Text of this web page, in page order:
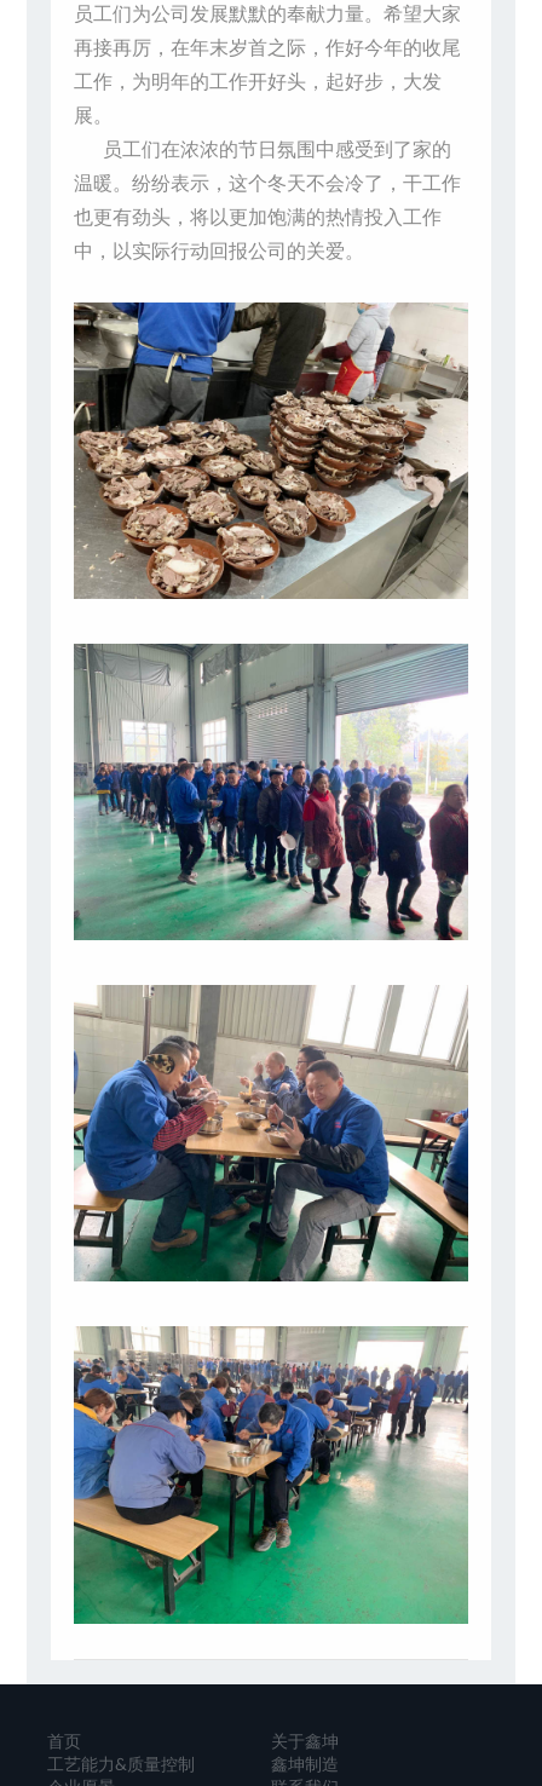
员工们为公司发展默默的奉献力量。希望大家
再接再厉，在年末岁首之际，作好今年的收尾
工作，为明年的工作开好头，起好步，大发
展。
员工们在浓浓的节日氛围中感受到了家的
温暖。纷纷表示，这个冬天不会冷了，干工作
也更有劲头，将以更加饱满的热情投入工作
中，以实际行动回报公司的关爱。
首页
关于鑫坤
工艺能力&质量控制
鑫坤制造